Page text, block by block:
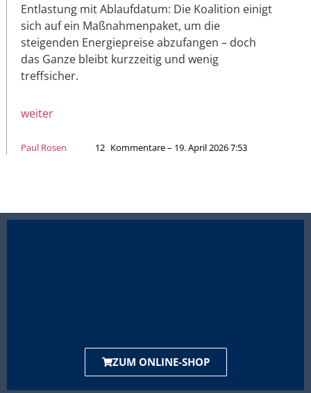
Entlastung mit Ablaufdatum: Die Koalition einigt
sich auf ein Maßnahmenpaket, um die
steigenden Energiepreise abzufangen – doch
das Ganze bleibt kurzzeitig und wenig
treffsicher.
weiter
Paul Rosen 12 Kommentare – 19. April 2026 7:53
ZUM ONLINE-SHOP